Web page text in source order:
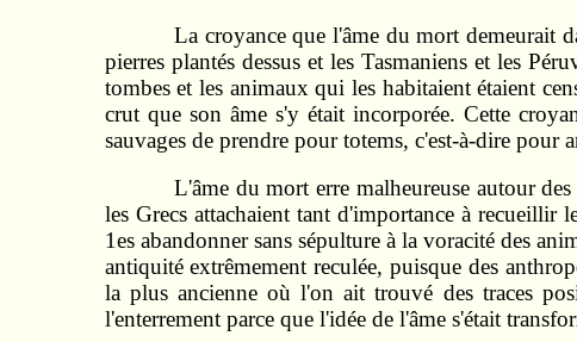
La croyance que l'âme du mort demeurait
pierres plantés dessus et les Tasmaniens et les
tombes et les animaux qui les habitaient étaient
crut que son âme s'y était incorporée. Cette
sauvages de prendre pour totems, c'est-à-dire pour
L'âme du mort erre malheureuse autour
les Grecs attachaient tant d'importance à recueillir
1es abandonner sans sépulture à la voracité des
antiquité extrêmement reculée, puisque des
la plus ancienne où l'on ait trouvé des traces
l'enterrement parce que l'idée de l'âme s'était